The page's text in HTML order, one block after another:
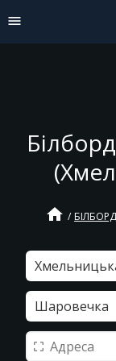
home БІЛБОРД
Шаровечка